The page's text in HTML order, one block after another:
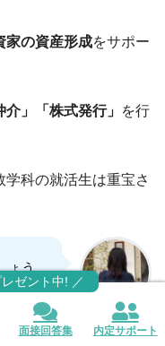
家の資産形成をサポー
介」「株式発行」 を行
科の就活生は重宝さ
ょう。
「就活の教科書」
編集部 ユリエ
面接回答集 内定サポート
ゼント中! ／